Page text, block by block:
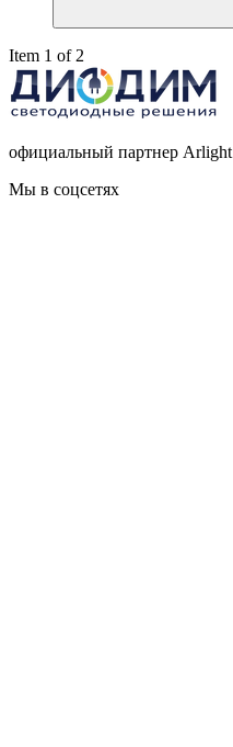
Item 1 of 2
официальный партнер Arlight
Мы в соцсетях